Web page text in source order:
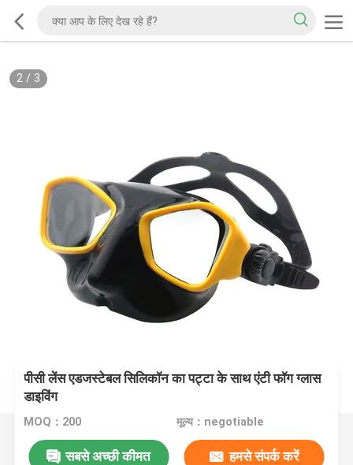
2/ 3
पीसी लेंस एडजस्टेबल सिलिकॉन का पट्टा के साथ एंटी फॉग ग्लास
डाइविंग
MOQ：200 मूल्य：negotiable
सबसे अच्छी कीमत हमसे संपर्क करें